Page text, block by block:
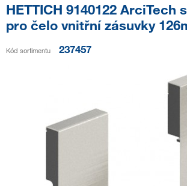
HETTICH 9140122 ArciTech
pro čelo vnitřní zásuvky
Kód sortimentu 237457